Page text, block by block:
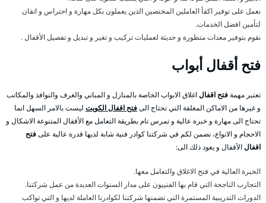
نعمل على توفير اكفأ العاملين المختصين الذين يعملون بكل مهارة و احتراس و اتقان
لتأمين افضل الخدمات.
نقوم بتوفير معدات متطورة و حديثة لعمليات تركيب و تغير و تبديل و تفصيل الأقفال .
فتح أقفال أبواب
تعتبر مهمةفتح اقفالاغلاق الابواب الخاصة بالمنازل و المباني والغرف والنوافذ والمكاتب
و غيرها من الاماكن المغلقة التي تحتاج الىفتح اقفال الكويت ليست بالامر السهل انما
تحتاج الى مهارة و خبرة عالية و تمرس تام بطريقة التعامل مع الأقفال المتنوعة الاشكال و
الاحجام و الانواع، نضمن لكم في شركتنا كوادر فنية شابة لديها قدرة عالية علىفتح
اقفالالأقفال و يعود ذلك الى:
الخبرة العالية في فتح الاغلاق والتعامل معها.
التجارب الناجحة التي قام بها الفنييون على مدار السنوات العديدة من عمل شركتنا.
الدورات التدريبية المستمرة التي تضمنها شركتنا لكوادرنا العاملة لديها و التي تواكب